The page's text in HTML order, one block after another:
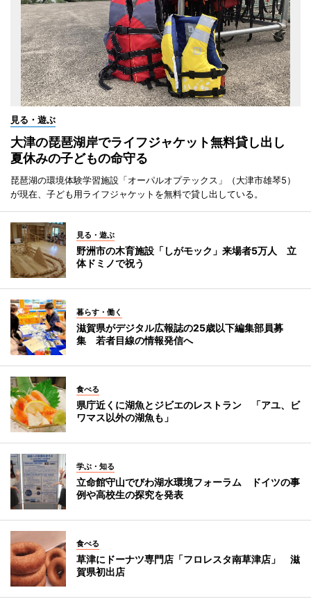
見る・遊ぶ
大津の琵琶湖岸でライフジャケット無料貸し出し
夏休みの子どもの命守る
琵琶湖の環境体験学習施設「オーパルオプテックス」（大津市雄琴5）
が現在、子ども用ライフジャケットを無料で貸し出している。
見る・遊ぶ
野洲市の木育施設「しがモック」来場者5万人 立
体ドミノで祝う
暮らす・働く
滋賀県がデジタル広報誌の25歳以下編集部員募
集 若者目線の情報発信へ
食べる
県庁近くに湖魚とジビエのレストラン 「アユ、ビ
ワマス以外の湖魚も」
学ぶ・知る
立命館守山でびわ湖水環境フォーラム ドイツの事
例や高校生の探究を発表
食べる
草津にドーナツ専門店「フロレスタ南草津店」 滋
賀県初出店